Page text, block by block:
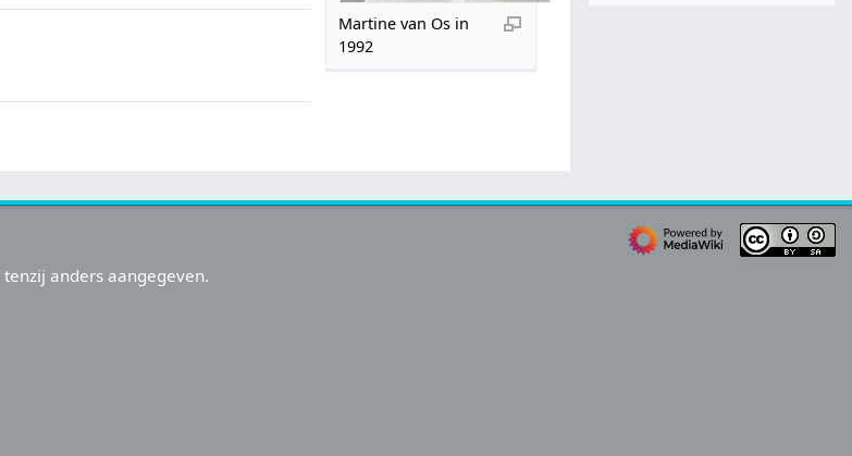
Martine van Os in
1992
tenzij anders aangegeven.